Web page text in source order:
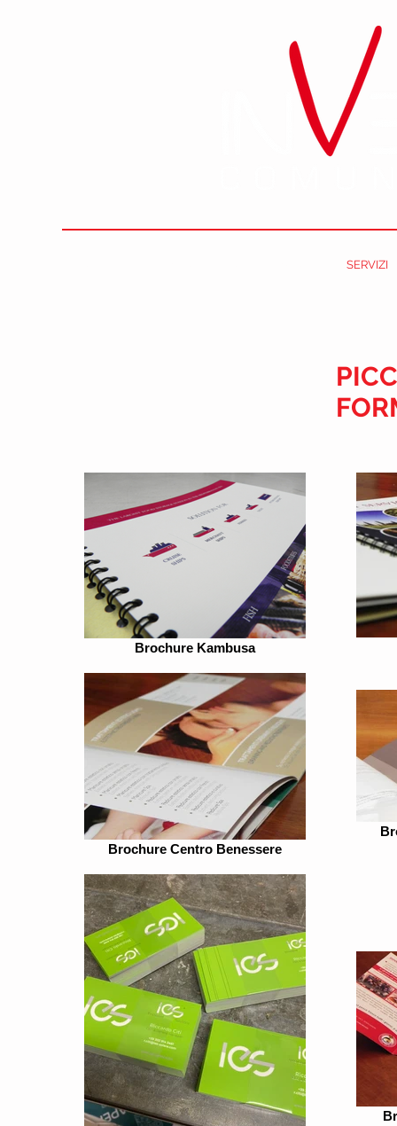
SERVIZI
Brochure Kambusa
Brochure Centro Benessere